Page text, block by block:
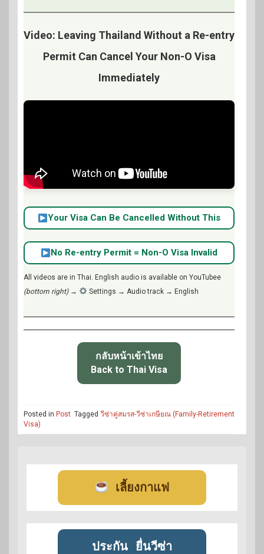
Video: Leaving Thailand Without a Re-entry
Permit Can Cancel Your Non-O Visa
Immediately
Your Visa Can Be Cancelled Without This
No Re-entry Permit = Non-O Visa Invalid
All videos are in Thai. English audio is available on YouTubee
(bottom right)→ Settings → Audio track → English
กลับหน้าเข้าไทย
Back to Thai Visa
Posted in Post Tagged วีซ่าคู่สมรส-วีซ่าเกษียณ (Family-Retirement
Visa)
เลี้ยงกาแฟ
ประกัน ยื่นวีซ่า